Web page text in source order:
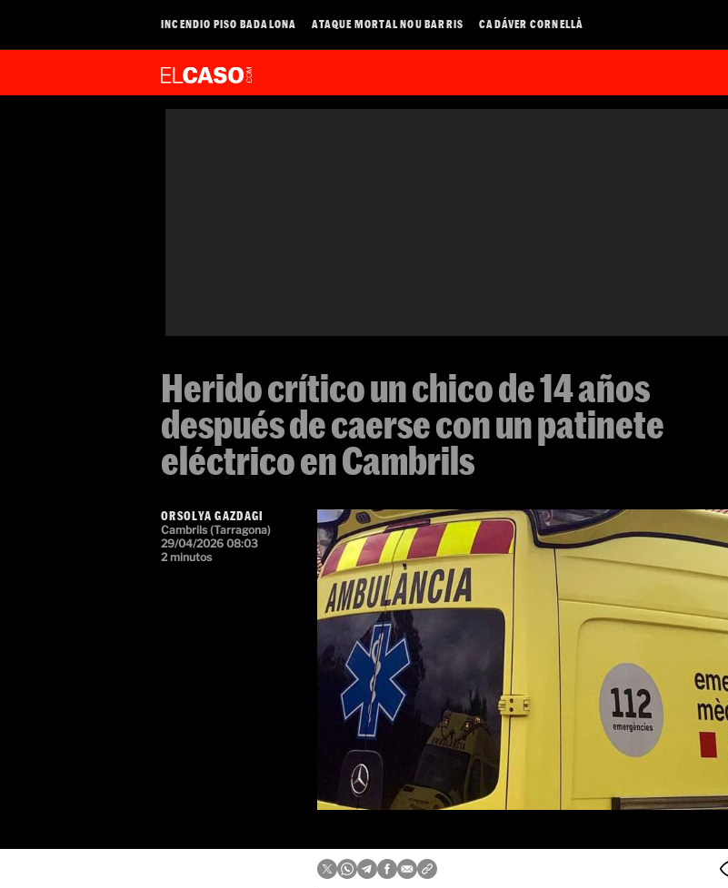
INCENDIO PISO BADALONA ATAQUE MORTAL NOU BARRIS CADÁVER CORNELLÀ
Herido crítico un chico de 14 años
después de caerse con un patinete
eléctrico en Cambrils
ORSOLYA GAZDAGI
Cambrils (Tarragona)
29/04/2026 08:03
2 minutos